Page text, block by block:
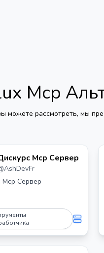
Mcp
можете рассмотреть, мы
Mcp Сервер
AshDevFr
Mcp Сервер